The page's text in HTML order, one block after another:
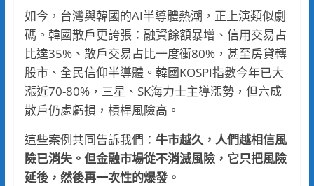
如今，台灣與韓國的AI半導體熱潮，正上演類似劇
碼。韓國散戶更誇張：融資餘額暴增、信用交易占
比達35%、散戶交易占比一度衝80%，甚至房貸轉
股市、全民信仰半導體。韓國KOSPI指數今年已大
漲近70-80%，三星、SK海力士主導漲勢，但六成
散戶仍處虧損，槓桿風險高。
這些案例共同告訴我們： 牛市越久，人們越相信風
險已消失。但金融市場從不消滅風險，它只把風險
延後，然後再一次性的爆發。